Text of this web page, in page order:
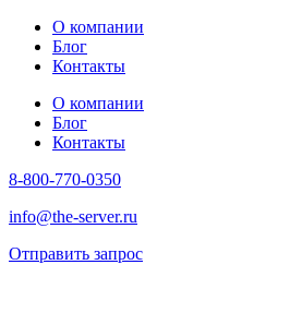
О компании
Блог
Контакты
О компании
Блог
Контакты
8-800-770-0350
info@the-server.ru
Отправить запрос